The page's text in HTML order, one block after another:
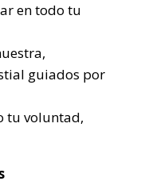
en todo tu
guiados por
tu voluntad,